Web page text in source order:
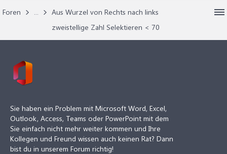
Foren ...
Aus Wurzel von Rechts nach links
zweistellige Zahl Selektieren < 70
Sie haben ein Problem mit Microsoft Word, Excel,
Outlook, Access, Teams oder PowerPoint mit dem
Sie einfach nicht mehr weiter kommen und Ihre
Kollegen und Freund wissen auch keinen Rat? Dann
bist du in unserem Forum richtig!